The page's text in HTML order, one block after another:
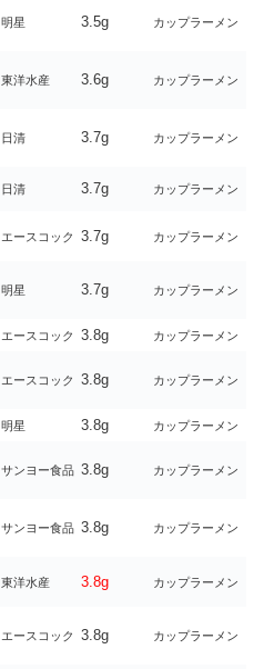
明星 3.5g カップラーメン
東洋水産 3.6g カップラーメン
日清 3.7g カップラーメン
日清 3.7g カップラーメン
エースコック 3.7g カップラーメン
明星 3.7g カップラーメン
エースコック 3.8g カップラーメン
エースコック 3.8g カップラーメン
明星 3.8g カップラーメン
サンヨー食品 3.8g カップラーメン
サンヨー食品 3.8g カップラーメン
東洋水産 3.8g カップラーメン
エースコック 3.8g カップラーメン